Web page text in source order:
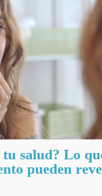
salud? Lo
pueden